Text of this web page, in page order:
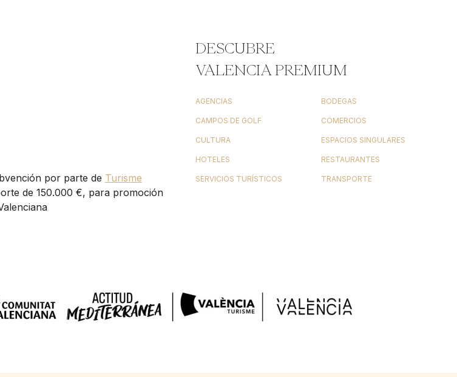
por parte de Turisme
de 150.000 €, para promoción
DESCUBRE
VALENCIA PREMIUM
AGENCIAS BODEGAS
CAMPOS DE GOLF COMERCIOS
CULTURA ESPACIOS SINGULARES
HOTELES RESTAURANTES
SERVICIOS TURÍSTICOS TRANSPORTE